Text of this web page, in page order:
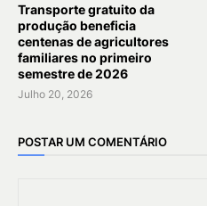
Transporte gratuito da
produção beneficia
centenas de agricultores
familiares no primeiro
semestre de 2026
Julho 20, 2026
POSTAR UM COMENTÁRIO